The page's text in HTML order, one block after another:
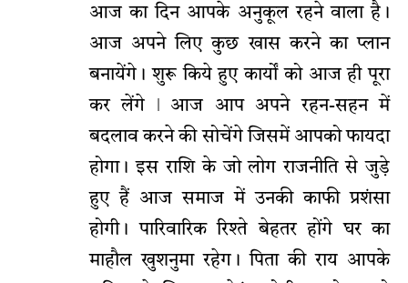
आज का दिन आपके अनुकूल रहने वाला है।
आज अपने लिए कुछ खास करने का प्लान
बनायेंगे। शुरू किये हुए कार्यों को आज ही पूरा
कर लेंगे ǀ आज आप अपने रहन-सहन में
बदलाव करने की सोचेंगे जिसमें आपको फायदा
होगा। इस राशि के जो लोग राजनीति से जुड़े
हुए हैं आज समाज में उनकी काफी प्रशंसा
होगी। पारिवारिक रिश्ते बेहतर होंगे घर का
माहौल खुशनुमा रहेग। पिता की राय आपके